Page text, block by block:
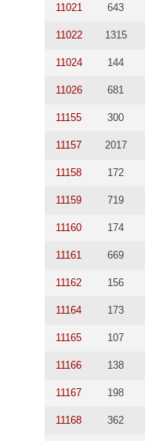
11021 643
11022 1315
11024 144
11026 681
11155 300
11157 2017
11158 172
11159 719
11160 174
11161 669
11162 156
11164 173
11165 107
11166 138
11167 198
11168 362